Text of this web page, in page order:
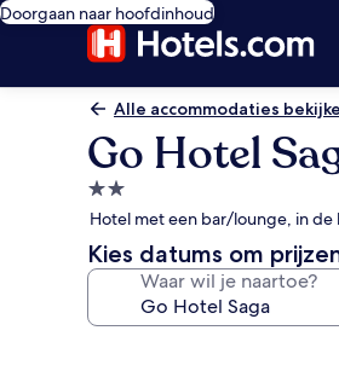
Doorgaan naar hoofdinhoud
Alle accommodaties
Go Hotel
2.0-
sterrenaccommodatie
Hotel met een bar/lounge, in de
Kies datums om
Waar wil je naartoe?